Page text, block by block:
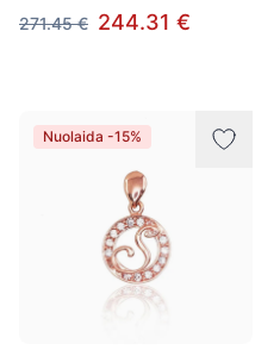
271.45 € 244.31 €
Nuolaida -15%